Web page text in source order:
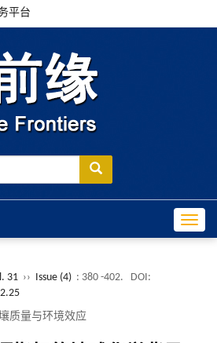
平台
31 ›› Issue (4) : 380 -402.
DOI:
质量与环境效应